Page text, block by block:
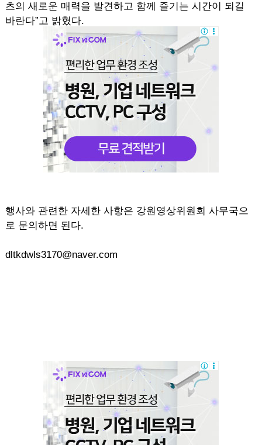
츠의 새로운 매력을 발견하고 함께 즐기는 시간이 되길
바란다”고 밝혔다.
행사와 관련한 자세한 사항은 강원영상위원회 사무국으
로 문의하면 된다.
dltkdwls3170@naver.com